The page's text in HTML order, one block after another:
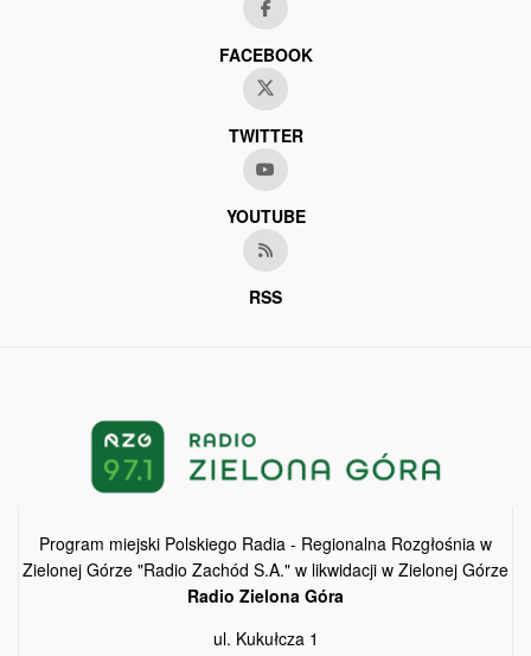
FACEBOOK
TWITTER
YOUTUBE
RSS
Program miejski Polskiego Radia - Regionalna Rozgłośnia w
Zielonej Górze "Radio Zachód S.A." w likwidacji w Zielonej Górze
Radio Zielona Góra
ul. Kukułcza 1